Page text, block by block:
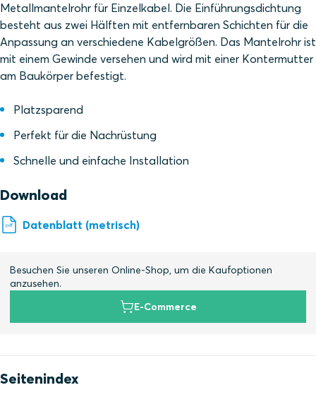
Metallmantelrohr für Einzelkabel. Die Einführungsdichtung
besteht aus zwei Hälften mit entfernbaren Schichten für die
Anpassung an verschiedene Kabelgrößen. Das Mantelrohr ist
mit einem Gewinde versehen und wird mit einer Kontermutter
am Baukörper befestigt.
Platzsparend
Perfekt für die Nachrüstung
Schnelle und einfache Installation
Download
Datenblatt (metrisch)
Besuchen Sie unseren Online-Shop, um die Kaufoptionen
anzusehen.
E-Commerce
Seitenindex